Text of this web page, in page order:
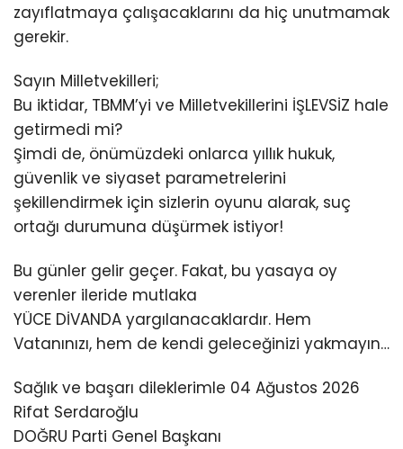
zayıflatmaya çalışacaklarını da hiç unutmamak
gerekir.
Sayın Milletvekilleri;
Bu iktidar, TBMM’yi ve Milletvekillerini İŞLEVSİZ hale
getirmedi mi?
Şimdi de, önümüzdeki onlarca yıllık hukuk,
güvenlik ve siyaset parametrelerini
şekillendirmek için sizlerin oyunu alarak, suç
ortağı durumuna düşürmek istiyor!
Bu günler gelir geçer. Fakat, bu yasaya oy
verenler ileride mutlaka
YÜCE DİVANDA yargılanacaklardır. Hem
Vatanınızı, hem de kendi geleceğinizi yakmayın…
Sağlık ve başarı dileklerimle 04 Ağustos 2026
Rifat Serdaroğlu
DOĞRU Parti Genel Başkanı